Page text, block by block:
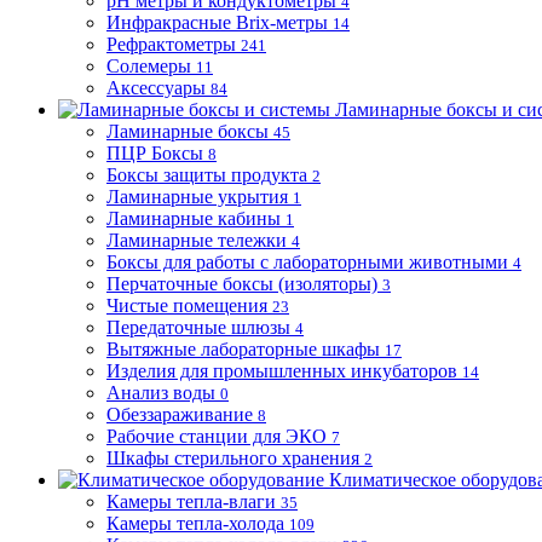
Инфракрасные Brix-метры 14
Рефрактометры 241
Солемеры 11
Аксессуары 84
Ламинарные боксы и
Ламинарные боксы 45
ПЦР Боксы 8
Боксы защиты продукта 2
Ламинарные укрытия 1
Ламинарные кабины 1
Ламинарные тележки 4
Боксы для работы с лабораторными животными 4
Перчаточные боксы (изоляторы) 3
Чистые помещения 23
Передаточные шлюзы 4
Вытяжные лабораторные шкафы 17
Изделия для промышленных инкубаторов 14
Анализ воды 0
Обеззараживание 8
Рабочие станции для ЭКО 7
Шкафы стерильного хранения 2
Климатическое
Камеры тепла-влаги 35
Камеры тепла-холода 109